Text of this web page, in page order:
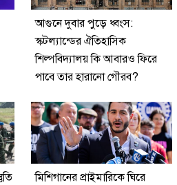
আগুনে দুবার পুড়ে ধ্বংস:
স্কটল্যান্ডের ঐতিহাসিক
শিল্পবিদ্যালয় কি আবারও ফিরে
পাবে তার হারানো গৌরব?
মিশিগানের প্রাইমারিকে ঘিরে